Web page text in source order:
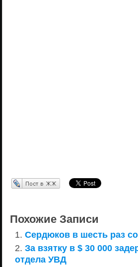
Перепост в ЖЖ
Похожие Записи
Сердюков в шесть раз
За взятку в $ 30 000
отдела УВД